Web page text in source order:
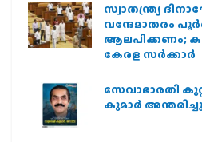
സ്വാതന്ത്ര്യ
വന്ദേമാതരം
ആലപിക്കണം;
കേരള സർക്കാർ
സേവാഭാരതി
കുമാർ അന്തരിച്ചു